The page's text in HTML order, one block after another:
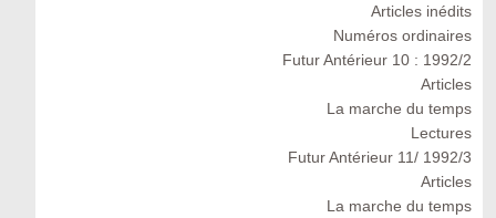
Articles inédits
Numéros ordinaires
Futur Antérieur 10 : 1992/2
Articles
La marche du temps
Lectures
Futur Antérieur 11/ 1992/3
Articles
La marche du temps